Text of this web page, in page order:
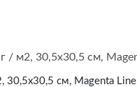
30,5х30,5 см, Magenta Line